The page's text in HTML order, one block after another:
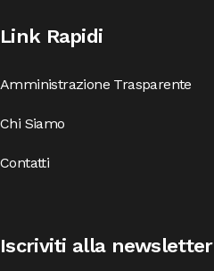
Link Rapidi
Amministrazione Trasparente
Chi Siamo
Contatti
Iscriviti alla newsletter